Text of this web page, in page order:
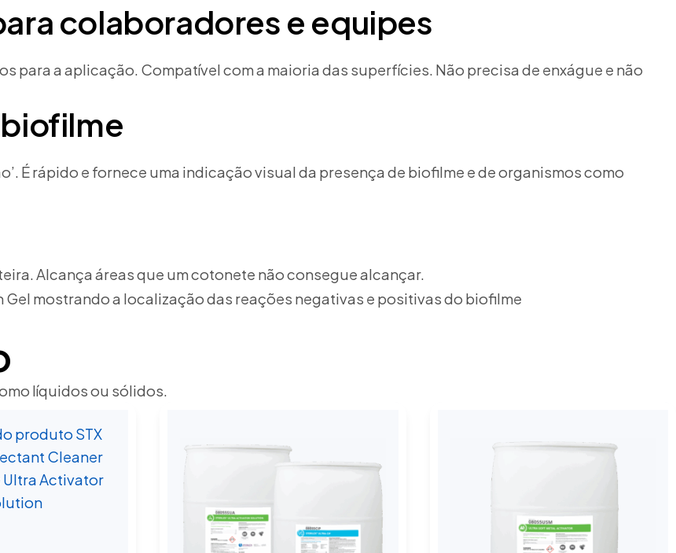
colaboradores e equipes
para a aplicação. Compatível com a maioria das superfícies. Não precisa de enxágue e não
É rápido e fornece uma indicação visual da presença de biofilme e de organismos como
Alcança áreas que um cotonete não consegue alcançar.
líquidos ou sólidos.